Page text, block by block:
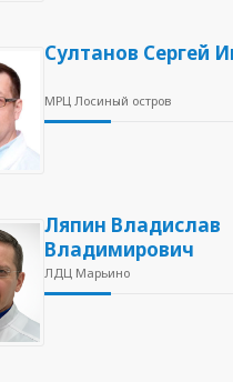
Султанов Сергей
МРЦ Лосиный остров
Ляпин Владислав
Владимирович
ЛДЦ Марьино